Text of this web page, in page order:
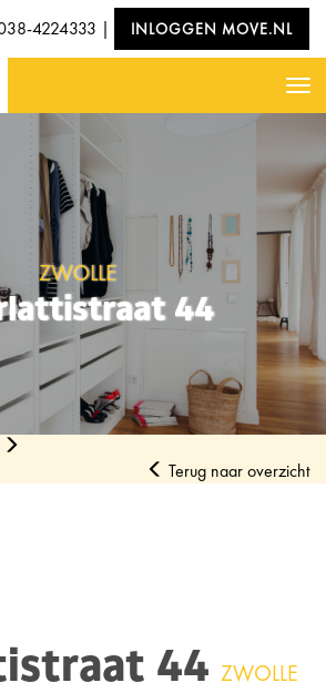
4224333 | INLOGGEN MOVE.NL
44
ZWOLLE
Terug naar overzicht
44 ZWOLLE